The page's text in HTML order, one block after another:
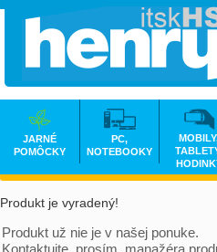
Produkt je vyradený!
Produkt už nie je v našej ponuke.
Kontaktujte, prosím, manažéra
JARNÉ
POMÔCKY
PC,
NOTEBOOKY